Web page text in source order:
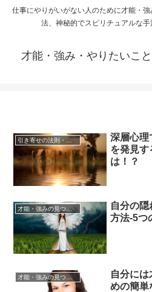
仕事にやりがいがない人のために才能・
法、神秘的でスピリチュアルな手
才能・強み・やりたいこ
引き寄せの法則・潜在意識の活用
深層心理
を発見す
は！？
才能・強みの見つけ方
自分の
方法‐5つ
才能・強みの見つけ方
自分に
めの簡単